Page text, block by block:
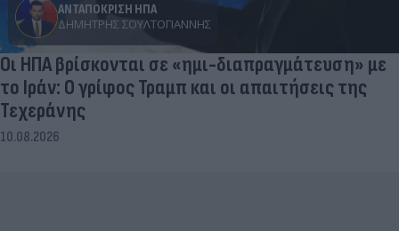
ΑΝΤΑΠΟΚΡΙΣΗ ΗΠΑ
ΔΗΜΉΤΡΗΣ ΣΟΥΛΤΟΓΙΆΝΝΗΣ
Οι ΗΠΑ βρίσκονται σε «ημι-διαπραγμάτευση» με
το Ιράν: Ο γρίφος Τραμπ και οι απαιτήσεις της
Τεχεράνης
10.08.2026